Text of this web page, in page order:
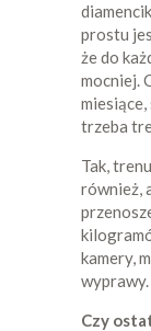
prostu
że do
mocniej.
miesiące,
trzeba
Tak,
również,
kamery,
wyprawy.
Czy